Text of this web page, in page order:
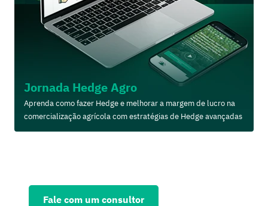
Jornada Hedge Agro
Aprenda como fazer Hedge e melhorar a margem de lucro na
comercialização agrícola com estratégias de Hedge avançadas
Fale com um consultor